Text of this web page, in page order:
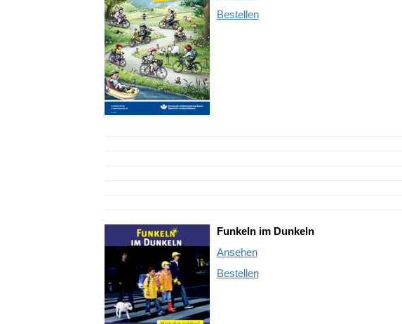
Bestellen
Funkeln im Dunkeln
Ansehen
Bestellen